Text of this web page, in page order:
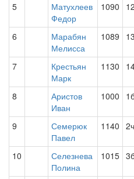
5
Матухлеев
Федор
1090
6
Марабян
Мелисса
1089
7
Крестьян
Марк
1130
8
Аристов
Иван
1000
9
Семерюк
Павел
1140
10
Селезнева
Полина
1015